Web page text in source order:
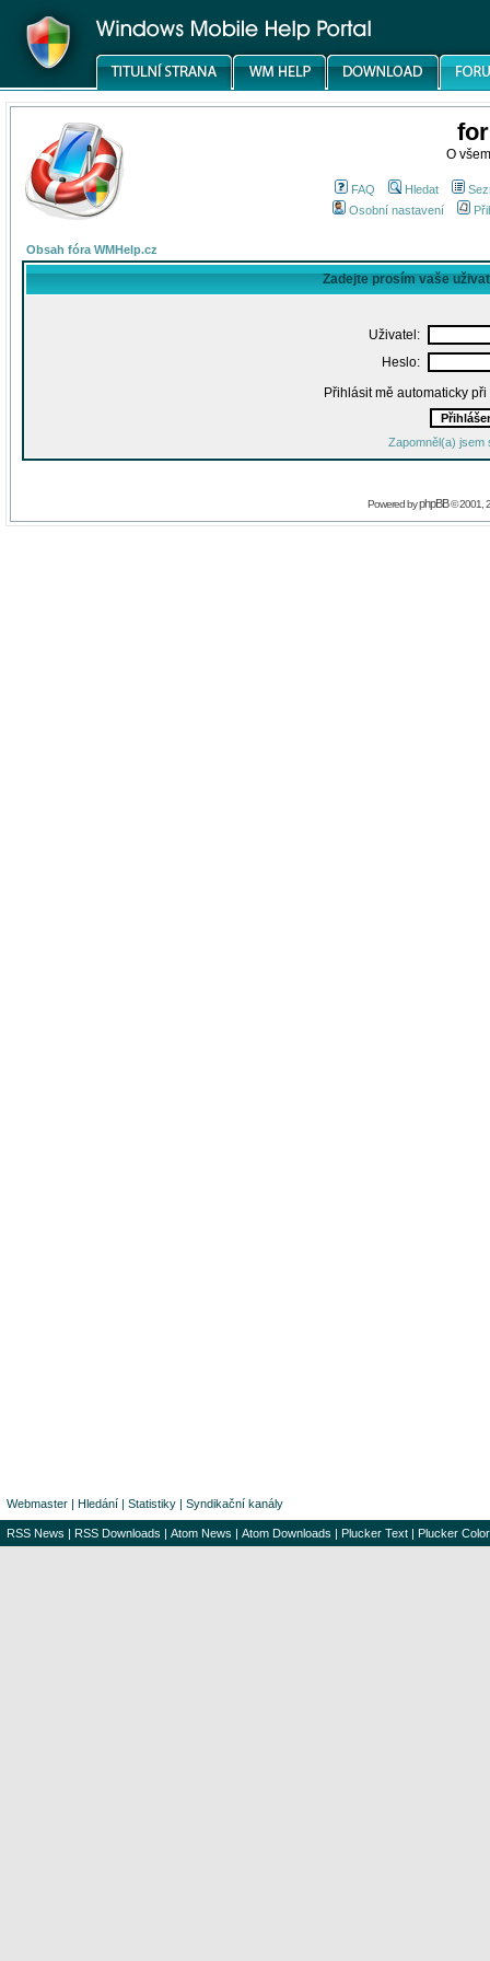
O
FAQ Hledat
Osobní nastavení
Obsah fóra WMHelp.cz
Zadejte prosím vaše
Uživatel:
Heslo:
Přihlásit mě automaticky
Zapomněl(a) jsem
Powered byphpBB© 2001,
Webmaster | Hledání | Statistiky | Syndikační kanály
RSS News | RSS Downloads | Atom News | Atom Downloads | Plucker Text | Plucker Color